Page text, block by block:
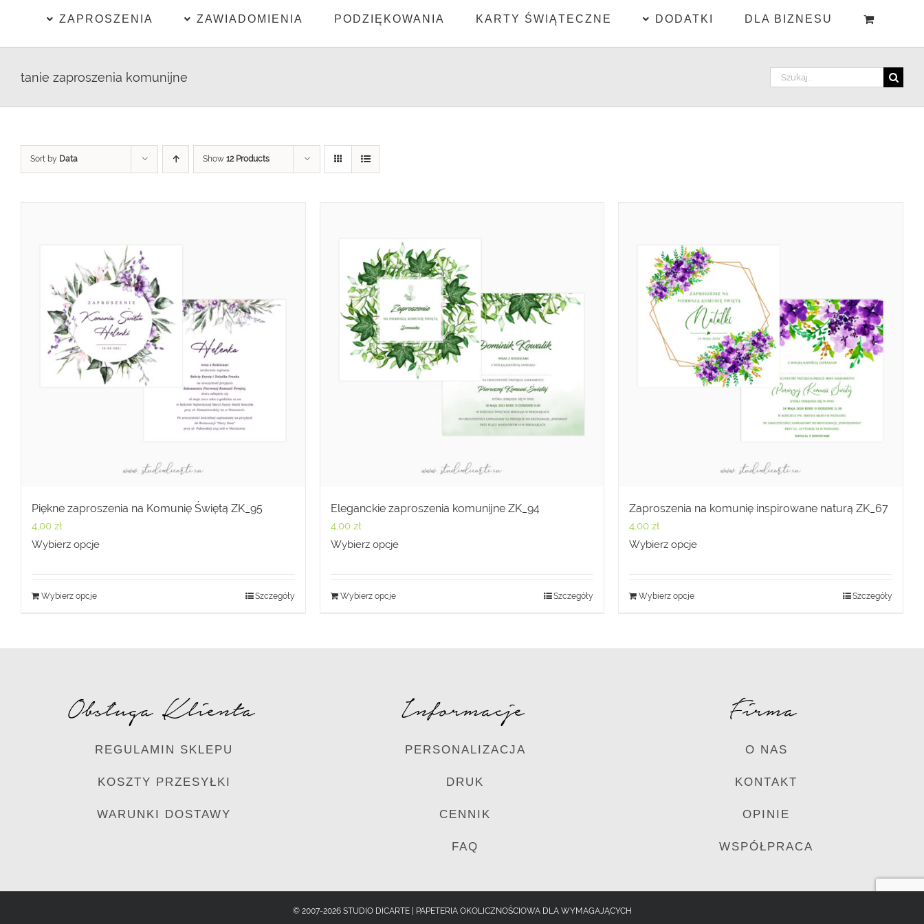
ZAPROSZENIA ZAWIADOMIENIA PODZIĘKOWANIA KARTY ŚWIĄTECZNE DODATKI DLA BIZNESU
tanie zaproszenia komunijne Szukaj
Sort by Data Show 12 Products
Piękne zaproszenia na Komunię Świętą ZK_95
4,00 zł
Wybierz opcje
Wybierz opcje Szczegóły
Eleganckie zaproszenia komunijne ZK_94
4,00 zł
Wybierz opcje
Wybierz opcje Szczegóły
Zaproszenia na komunię inspirowane naturą ZK_67
4,00zł
Wybierz opcje
Wybierz opcje Szczegóły
Obsługa Klienta
REGULAMIN SKLEPU
KOSZTY PRZESYŁKI
WARUNKI DOSTAWY
Informacje
PERSONALIZACJA
DRUK
CENNIK
FAQ
Firma
O NAS
KONTAKT
OPINIE
WSPÓŁPRACA
© 2007-2026 STUDIO DICARTE | PAPETERIA OKOLICZNOŚCIOWA DLA WYMAGAJĄCYCH